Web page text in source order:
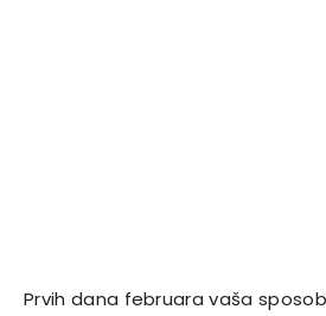
Prvih dana februara vaša